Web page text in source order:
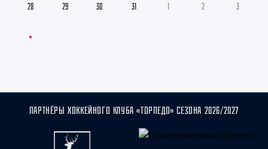
28 29 30 31 1 2 3
ПАРТНЁРЫ ХОККЕЙНОГО КЛУБА «ТОРПЕДО» СЕЗОНА 2026/2027